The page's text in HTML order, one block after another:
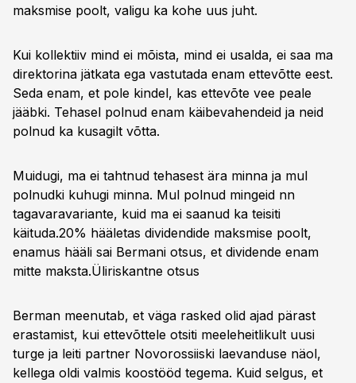
maksmise poolt, valigu ka kohe uus juht.
Kui kollektiiv mind ei mõista, mind ei usalda, ei saa ma
direktorina jätkata ega vastutada enam ettevõtte eest.
Seda enam, et pole kindel, kas ettevõte vee peale
jääbki. Tehasel polnud enam käibevahendeid ja neid
polnud ka kusagilt võtta.
Muidugi, ma ei tahtnud tehasest ära minna ja mul
polnudki kuhugi minna. Mul polnud mingeid nn
tagavaravariante, kuid ma ei saanud ka teisiti
käituda.20% hääletas dividendide maksmise poolt,
enamus hääli sai Bermani otsus, et dividende enam
mitte maksta.Üliriskantne otsus
Berman meenutab, et väga rasked olid ajad pärast
erastamist, kui ettevõttele otsiti meeleheitlikult uusi
turge ja leiti partner Novorossiiski laevanduse näol,
kellega oldi valmis koostööd tegema. Kuid selgus, et